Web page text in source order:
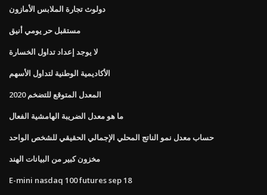
دولوث تجارة الملابس الأمازون
مستقبل حر يومي أنيق
لا يوجد إعداد تداول الخسارة
الأكاديمية الوطنية لتداول الأسهم
المعدل المتوقع للتضخم 2020
ما هو معدل الضريبة الهامشية الفعال
حساب معدل نمو الناتج المحلي الإجمالي الحقيقي للشخص الواحد
مخزون كبير من البيانات الهند
E-mini nasdaq 100 futures sep 18